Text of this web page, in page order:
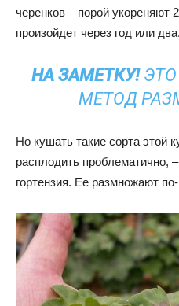
черенков – порой укореняют
произойдет через год или два.
НА ЗАМЕТКУ!
МЕТОД
Но кушать такие сорта этой
расплодить проблематично,
гортензия. Ее размножают